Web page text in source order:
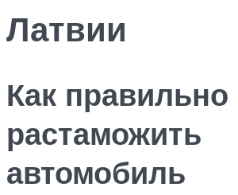
Латвии
Как правильно
растаможить
автомобиль